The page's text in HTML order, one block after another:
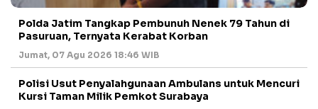
Polda Jatim Tangkap Pembunuh Nenek 79 Tahun di
Pasuruan, Ternyata Kerabat Korban
Jumat, 07 Agu 2026 18:46 WIB
Polisi Usut Penyalahgunaan Ambulans untuk Mencuri
Kursi Taman Milik Pemkot Surabaya